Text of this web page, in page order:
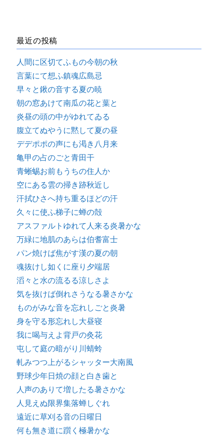
最近の投稿
人間に区切てふもの今朝の秋
言葉にて想ふ鎮魂広島忌
早々と鍬の音する夏の暁
朝の窓あけて南瓜の花と葉と
炎昼の頭の中がゆれてゐる
腹立てぬやうに黙して夏の昼
デデポポの声にも渇き八月来
亀甲の占のごと青田干
青蜥蜴お前もうちの住人か
空にある雲の掃き跡秋近し
汗拭ひさへ持ち重るほどの汗
久々に使ふ梯子に蝉の殻
アスファルトゆれて人来る炎暑かな
万緑に地肌のあらは伯耆富士
パン焼けば焦がす漢の夏の朝
魂抜けし如くに座り夕端居
滔々と水の流るる涼しさよ
気を抜けば倒れさうなる暑さかな
ものがみな音を忘れしごと炎暑
身を守る形忘れし大昼寝
我に喝与えよ背戸の灸花
屯して庭の暗がり川蜻蛉
軋みつつ上がるシャッター大南風
野球少年日焼の顔と白き歯と
人声のありて増したる暑さかな
人見えぬ限界集落蝉しぐれ
遠近に草刈る音の日曜日
何も無き道に躓く極暑かな